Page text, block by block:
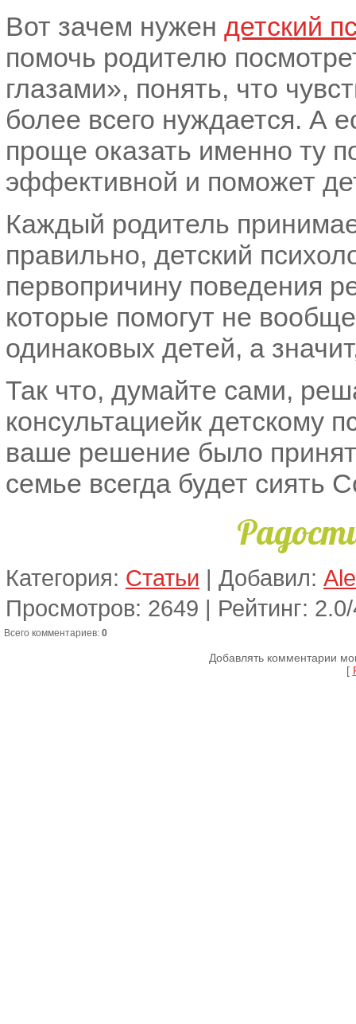
Вот зачем нужен детский
помочь родителю
глазами», понять, что
более всего нуждается. А
проще оказать именно ту
эффективной и поможет
Каждый родитель
правильно, детский
первопричину поведения
которые помогут не
одинаковых детей, а
Так что, думайте сами,
консультациейк детскому
ваше решение было
семье всегда будет сиять
Категория: Статьи | Добавил:
Просмотров: 2649 | Рейтинг: 2.0/
Всего комментариев: 0
Добавлять комментарии
[